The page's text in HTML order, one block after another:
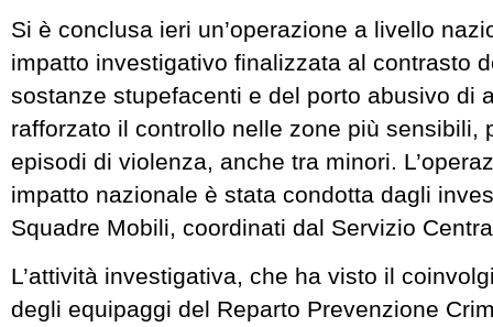
Si è conclusa ieri un’operazione a livello
impatto investigativo finalizzata al contrasto
sostanze stupefacenti e del porto abusivo di
rafforzato il controllo nelle zone più sensibili,
episodi di violenza, anche tra minori.
impatto nazionale è stata condotta dagli
Squadre Mobili, coordinati dal Servizio
L’attività investigativa, che ha visto il
degli equipaggi del Reparto Prevenzione